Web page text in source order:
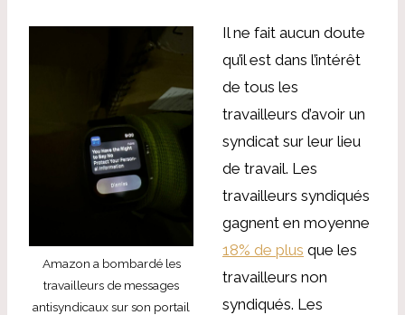
Amazon a bombardé les
travailleurs de messages
antisyndicaux sur son portail
Il ne fait aucun doute
qu’il est dans l’intérêt
de tous les
travailleurs d’avoir un
syndicat sur leur lieu
de travail. Les
travailleurs syndiqués
gagnent en moyenne
18% de plus que les
travailleurs non
syndiqués. Les